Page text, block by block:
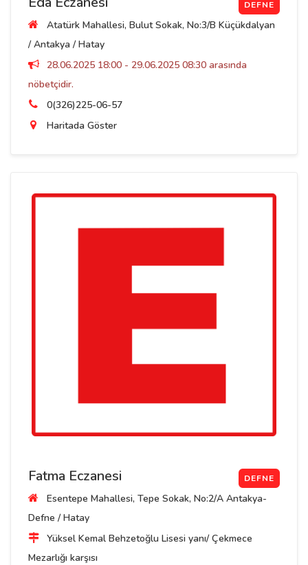
DEFNE
Atatürk Mahallesi, Bulut Sokak, No:3/B Küçükdalyan
/ Antakya / Hatay
28.06.2025 18:00 - 29.06.2025 08:30 arasında
nöbetçidir.
0(326)225-06-57
Haritada Göster
Fatma Eczanesi DEFNE
Esentepe Mahallesi, Tepe Sokak, No:2/A Antakya-
Defne / Hatay
Yüksel Kemal Behzetoğlu Lisesi yanı/ Çekmece
Mezarlığı karşısı